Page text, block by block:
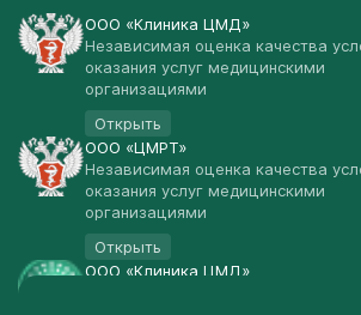
ООО «Клиника ЦМД»
Независимая оценка качества
оказания услуг медицинскими
организациями
Открыть
ООО «ЦМРТ»
Независимая оценка качества
оказания услуг медицинскими
организациями
Открыть
ООО «Клиника ЦМД»